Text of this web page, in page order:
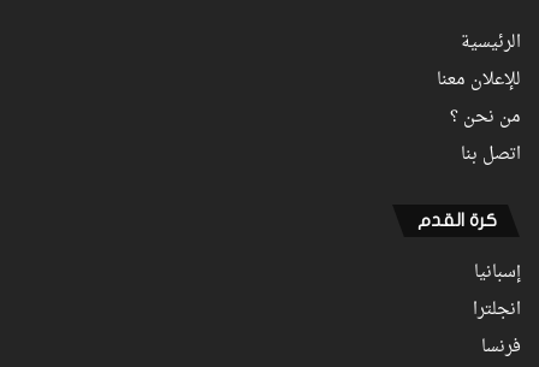
الرئيسية
للإعلان معنا
من نحن ؟
اتصل بنا
كرة القدم
إسبانيا
انجلترا
فرنسا